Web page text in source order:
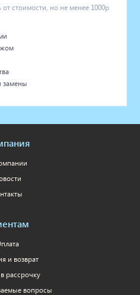
от стоимости, но не менее 1000р
замены
и возврат
рассрочку
вопросы